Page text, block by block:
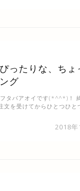
ったりな、ちょ
グ
2018年
タバアオイです(*^^*)！
文を受けてからひとつひと